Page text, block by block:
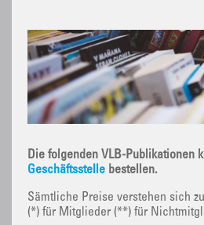
Die folgenden VLB-Publikationen
Geschäftsstelle bestellen.
Sämtliche Preise verstehen sich
(*) für Mitglieder (**) für